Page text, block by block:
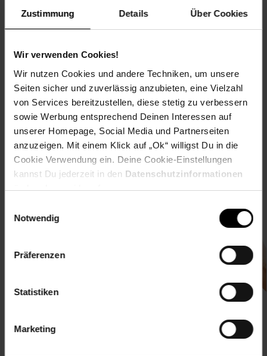
Zustimmung Details Über Cookies
Wir verwenden Cookies!
Wir nutzen Cookies und andere Techniken, um unsere
Seiten sicher und zuverlässig anzubieten, eine Vielzahl
von Services bereitzustellen, diese stetig zu verbessern
sowie Werbung entsprechend Deinen Interessen auf
unserer Homepage, Social Media und Partnerseiten
anzuzeigen. Mit einem Klick auf „Ok“ willigst Du in die
Cookie Verwendung ein. Deine Cookie-Einstellungen
kannst Du jederzeit in den Datenschutzinformationen
ändern bzw. widerrufen.
Notwendig
Präferenzen
Statistiken
Marketing
Newsletter Anmeldung
Abonniere unserenNewsletterund sichere
dir einen 15 €**-Gutschein!
15€**
Gutschein
Jetzt zum Newsletter anmelden
Downloade die